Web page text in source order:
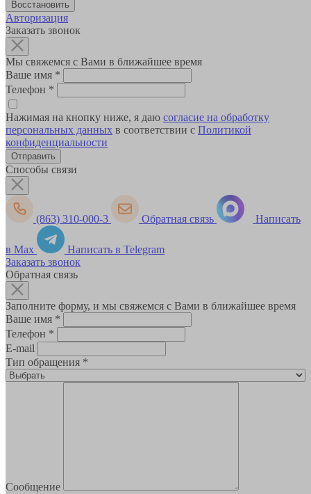
Авторизация
Заказать звонок
Мы свяжемся с Вами в ближайшее время
Ваше имя *
Телефон *
Нажимая на кнопку ниже, я даю согласие на обработку
персональных данных в соответствии с Политикой
конфиденциальности
Способы связи
(863) 310-000-3 Обратная связь Написать
в Max
Написать в Telegram
Заказать звонок
Обратная связь
Заполните форму, и мы свяжемся с Вами в ближайшее время
Ваше имя *
Телефон *
E-mail
Тип обращения *
Сообщение